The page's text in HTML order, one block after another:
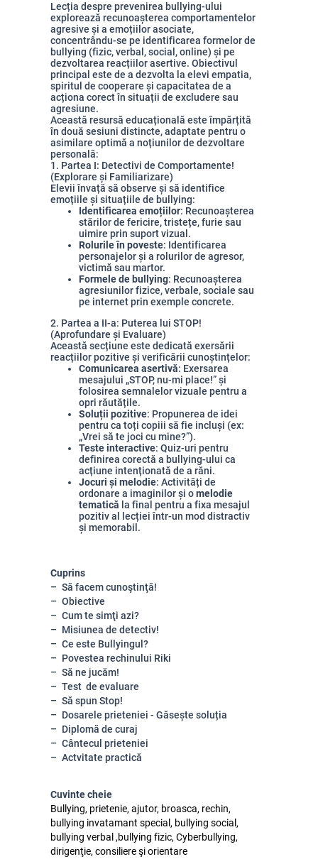
Lecția despre prevenirea bullying-ului
explorează recunoașterea comportamentelor
agresive și a emoțiilor asociate,
concentrându-se pe identificarea formelor de
bullying (fizic, verbal, social, online) și pe
dezvoltarea reacțiilor asertive. Obiectivul
principal este de a dezvolta la elevi empatia,
spiritul de cooperare și capacitatea de a
acționa corect în situații de excludere sau
agresiune.
Această resursă educațională este împărțită
în două sesiuni distincte, adaptate pentru o
asimilare optimă a noțiunilor de dezvoltare
personală:
1. Partea I: Detectivi de Comportamente!
(Explorare și Familiarizare)
Elevii învață să observe și să identifice
emoțiile și situațiile de bullying:
Identificarea emoțiilor: Recunoașterea
stărilor de fericire, tristețe, furie sau
uimire prin suport vizual.
Rolurile în poveste: Identificarea
personajelor și a rolurilor de agresor,
victimă sau martor.
Formele de bullying: Recunoașterea
agresiunilor fizice, verbale, sociale sau
pe internet prin exemple concrete.
2. Partea a II-a: Puterea lui STOP!
(Aprofundare și Evaluare)
Această secțiune este dedicată exersării
reacțiilor pozitive și verificării cunoștințelor:
Comunicarea asertivă: Exersarea
mesajului „STOP, nu-mi place!” și
folosirea semnalelor vizuale pentru a
opri răutățile.
Soluții pozitive: Propunerea de idei
pentru ca toți copiii să fie incluși (ex:
„Vrei să te joci cu mine?”).
Teste interactive: Quiz-uri pentru
definirea corectă a bullying-ului ca
acțiune intenționată de a răni.
Jocuri și melodie: Activități de
ordonare a imaginilor și omelodie
tematică la final pentru a fixa mesajul
pozitiv al lecției într-un mod distractiv
și memorabil.
Cuprins
Să facem cunoştinţă!
Obiective
Cum te simţi azi?
Misiunea de detectiv!
Ce este Bullyingul?
Povestea rechinului Riki
Să ne jucăm!
Test de evaluare
Să spun Stop!
Dosarele prieteniei - Găsește soluția
Diplomă de curaj
Cântecul prieteniei
Actvitate practică
Cuvinte cheie
Bullying, prietenie, ajutor, broasca, rechin,
bullying invatamant special, bullying social,
bullying verbal ,bullying fizic, Cyberbullying,
dirigenţie, consiliere şi orientare